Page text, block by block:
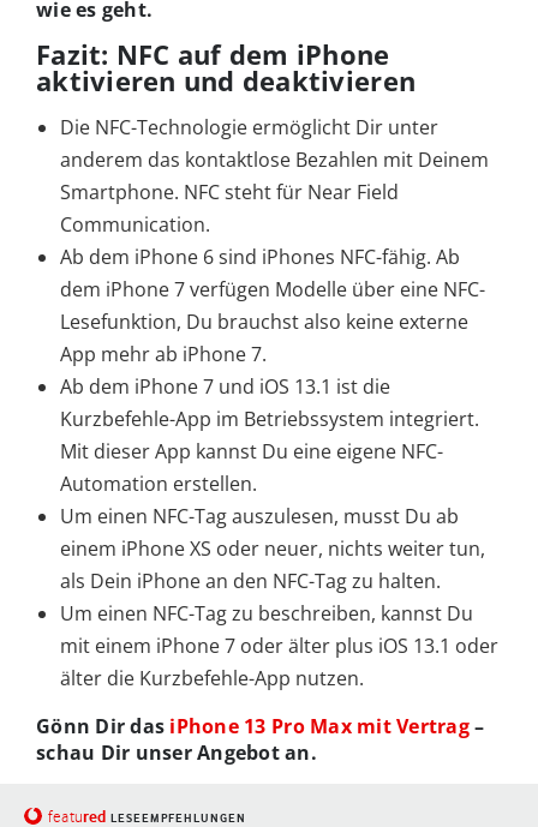
wie es geht.
Fazit: NFC auf dem iPhone
aktivieren und deaktivieren
Die NFC-Technologie ermöglicht Dir unter
anderem das kontaktlose Bezahlen mit Deinem
Smartphone. NFC steht für Near Field
Communication.
Ab dem iPhone 6 sind iPhones NFC-fähig. Ab
dem iPhone 7 verfügen Modelle über eine NFC-
Lesefunktion, Du brauchst also keine externe
App mehr ab iPhone 7.
Ab dem iPhone 7 und iOS 13.1 ist die
Kurzbefehle-App im Betriebssystem integriert.
Mit dieser App kannst Du eine eigene NFC-
Automation erstellen.
Um einen NFC-Tag auszulesen, musst Du ab
einem iPhone XS oder neuer, nichts weiter tun,
als Dein iPhone an den NFC-Tag zu halten.
Um einen NFC-Tag zu beschreiben, kannst Du
mit einem iPhone 7 oder älter plus iOS 13.1 oder
älter die Kurzbefehle-App nutzen.
Gönn Dir das iPhone 13 Pro Max mit Vertrag–
schau Dir unser Angebot an.
featured LESEEMPFEHLUNGEN